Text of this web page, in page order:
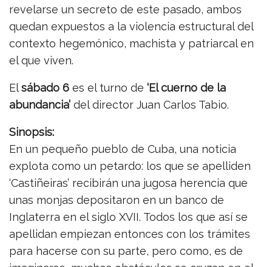
revelarse un secreto de este pasado, ambos
quedan expuestos a la violencia estructural del
contexto hegemónico, machista y patriarcal en
el que viven.
Elsábado 6 es el turno de ‘El cuerno de la
abundancia’ del director Juan Carlos Tabio.
Sinopsis:
En un pequeño pueblo de Cuba, una noticia
explota como un petardo: los que se apelliden
‘Castiñeiras’ recibirán una jugosa herencia que
unas monjas depositaron en un banco de
Inglaterra en el siglo XVII. Todos los que así se
apellidan empiezan entonces con los trámites
para hacerse con su parte, pero como, es de